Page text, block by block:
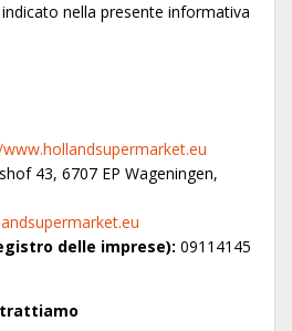
nella presente informativa
43, 6707 EP Wageningen,
delle imprese): 09114145
trattiamo